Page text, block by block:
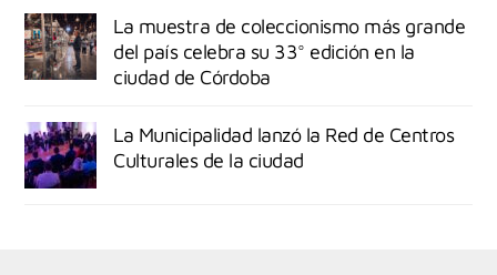
La muestra de coleccionismo más grande
del país celebra su 33° edición en la
ciudad de Córdoba
La Municipalidad lanzó la Red de Centros
Culturales de la ciudad